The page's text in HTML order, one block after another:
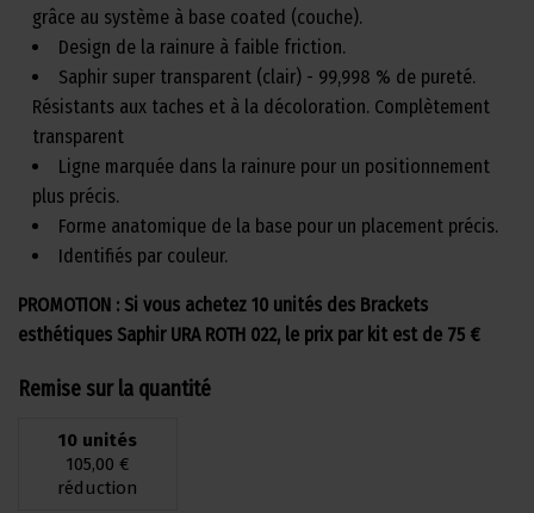
grâce au système à base coated (couche).
Design de la rainure à faible friction.
Saphir super transparent (clair) - 99,998 % de pureté.
Résistants aux taches et à la décoloration. Complètement
transparent
Ligne marquée dans la rainure pour un positionnement
plus précis.
Forme anatomique de la base pour un placement précis.
Identifiés par couleur.
PROMOTION : Si vous achetez 10 unités des Brackets
esthétiques Saphir URA ROTH 022, le prix par kit est de 75 €
Remise sur la quantité
10 unités
105,00 €
réduction